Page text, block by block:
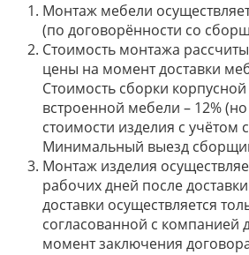
Монтаж мебели
(по договорённости со
Стоимость монтажа
цены на момент доставки
Стоимость сборки
встроенной мебели – 12%
стоимости изделия с учётом
Минимальный выезд
Монтаж изделия
рабочих дней после
доставки осуществляется
согласованной с компанией
момент заключения